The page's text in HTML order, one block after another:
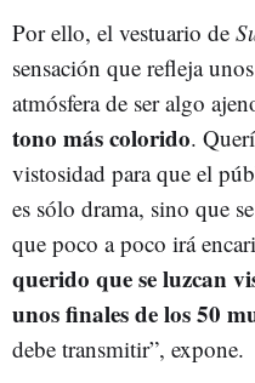
Por ello, el vestuario de
sensación que refleja
atmósfera de ser algo
tono más colorido.
vistosidad para que el
es sólo drama, sino que
que poco a poco irá
querido que se luzcan
unos finales de los 50
debe transmitir”, expone.